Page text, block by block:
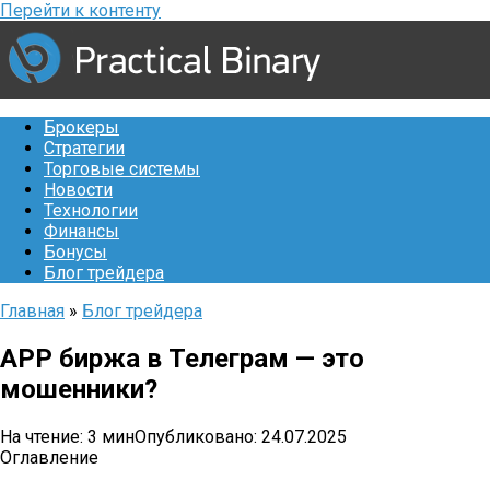
Перейти к контенту
Брокеры
Стратегии
Торговые системы
Новости
Технологии
Финансы
Бонусы
Блог трейдера
Главная » Блог трейдера
APP биржа в Телеграм — это
мошенники?
На чтение: 3 минОпубликовано: 24.07.2025
Оглавление